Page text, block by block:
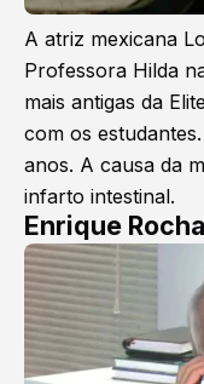
A atriz mexicana
Professora Hilda
mais antigas da
com os
anos. A causa da
infarto intestinal.
Enrique Rocha